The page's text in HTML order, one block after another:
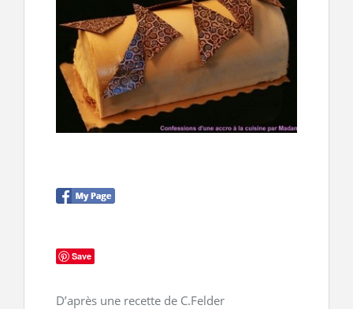
CONTACT
Save
D’après une recette de C.Felder